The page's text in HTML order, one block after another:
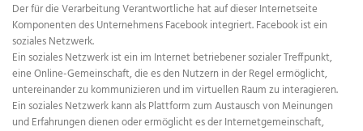
Der für die Verarbeitung Verantwortliche hat auf dieser Internetseite
Komponenten des Unternehmens Facebook integriert. Facebook ist ein
soziales Netzwerk.
Ein soziales Netzwerk ist ein im Internet betriebener sozialer Treffpunkt,
eine Online-Gemeinschaft, die es den Nutzern in der Regel ermöglicht,
untereinander zu kommunizieren und im virtuellen Raum zu interagieren.
Ein soziales Netzwerk kann als Plattform zum Austausch von Meinungen
und Erfahrungen dienen oder ermöglicht es der Internetgemeinschaft,